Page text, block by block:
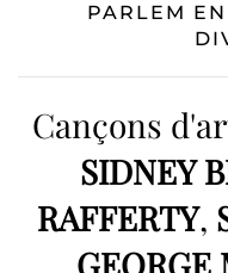
PARLEM
Cançons
SIDNEY
RAFFERTY,